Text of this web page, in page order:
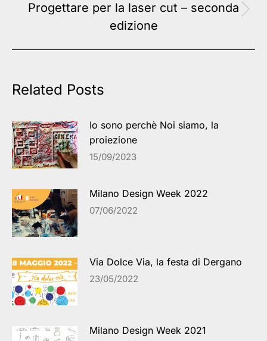
Next
post:
Progettare per la laser cut – seconda
edizione
Related Posts
Io sono perchè Noi siamo, la
proiezione
15/09/2023
Milano Design Week 2022
07/06/2022
Via Dolce Via, la festa di Dergano
23/05/2022
Milano Design Week 2021